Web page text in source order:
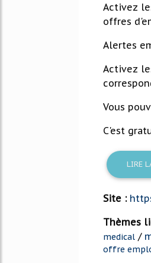
Activez
offres
Alertes
Activez
Vous
C'est
LIRE
Site :
Thèmes
medical /
offre